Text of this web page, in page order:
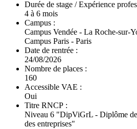
Durée de stage / Expérience
4 à 6 mois
Campus :
Campus Vendée - La Roche-sur-
Campus Paris - Paris
Date de rentrée :
24/08/2026
Nombre de places :
160
Accessible VAE :
Oui
Titre RNCP :
Niveau 6 "DipViGrL - Diplôme de
des entreprises"